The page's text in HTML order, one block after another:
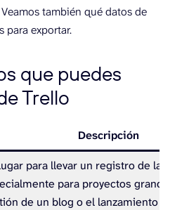
también qué datos de
para exportar.
que puedes
Trello
Descripción
para llevar un registro de la
para proyectos grandes
de un blog o el lanzamiento de un